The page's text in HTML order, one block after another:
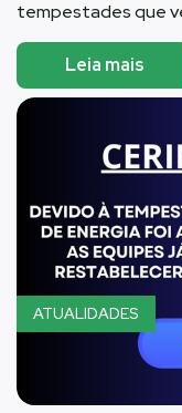
tempestades que
Leia mais
ATUALIDADES